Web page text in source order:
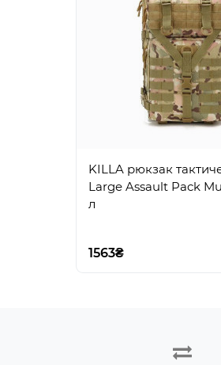
KILLA рюкзак
Large Assault Pack
л
1563₴